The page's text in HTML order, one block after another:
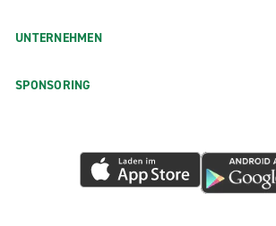
UNTERNEHMEN
SPONSORING